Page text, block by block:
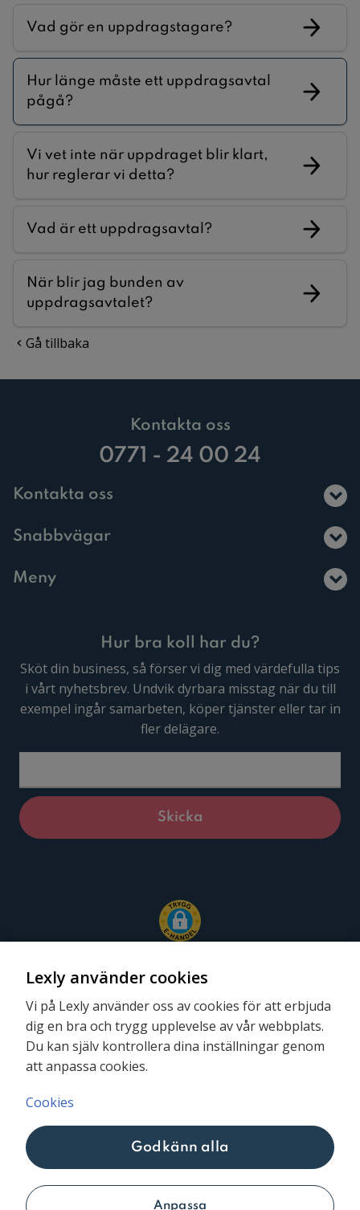
Vad gör en uppdragstagare?
Hur länge måste ett uppdragsavtal
pågå?
Vi vet inte när uppdraget blir klart,
hur reglerar vi detta?
Vad är ett uppdragsavtal?
När blir jag bunden av
uppdragsavtalet?
Gå tillbaka
Kontakta oss
0771 - 24 00 24
Kontakta oss
Snabbvägar
Meny
Hur bra koll har du?
Sköt din business, så förser vi dig med värdefulla tips
i vårt nyhetsbrev. Undvik dyrbara misstag när du till
exempel ingår samarbeten, köper tjänster eller tar in
fler delägare.
Lexly © 2026
Följ oss
Lexly använder cookies
Vi på Lexly använder oss av cookies för att erbjuda
dig en bra och trygg upplevelse av vår webbplats.
Du kan själv kontrollera dina inställningar genom
att anpassa cookies.
Cookies
Anpassa
Godkänn alla